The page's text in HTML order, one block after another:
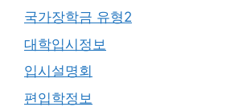
국가장학금 유형2
대학입시정보
입시설명회
편입학정보